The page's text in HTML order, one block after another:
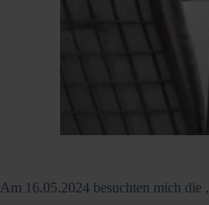
Am 16.05.2024 besuchten mich die